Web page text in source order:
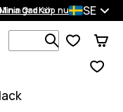
Köp nu
Ordrar SE
Sök bland